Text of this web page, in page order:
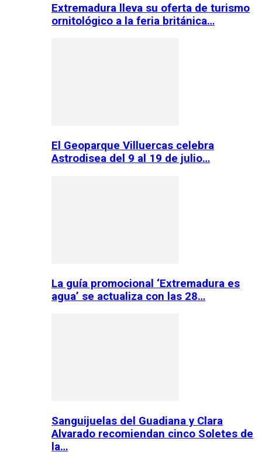
Extremadura lleva su oferta de turismo
ornitológico a la feria británica…
El Geoparque Villuercas celebra
Astrodisea del 9 al 19 de julio…
La guía promocional ‘Extremadura es
agua’ se actualiza con las 28…
Sanguijuelas del Guadiana y Clara
Alvarado recomiendan cinco Soletes de
la…